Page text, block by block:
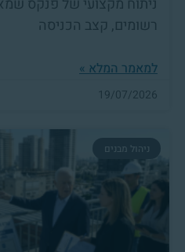
רשומים, קצב הכניסה
למאמר המלא »
19/07/2026
ניהול מבנים